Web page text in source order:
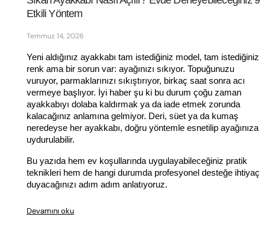
Etkili Yöntem
Temmuz 14, 2026
Yeni aldığınız ayakkabı tam istediğiniz model, tam istediğiniz
renk ama bir sorun var: ayağınızı sıkıyor. Topuğunuzu
vuruyor, parmaklarınızı sıkıştırıyor, birkaç saat sonra acı
vermeye başlıyor. İyi haber şu ki bu durum çoğu zaman
ayakkabıyı dolaba kaldırmak ya da iade etmek zorunda
kalacağınız anlamına gelmiyor. Deri, süet ya da kumaş
neredeyse her ayakkabı, doğru yöntemle esnetilip ayağınıza
uydurulabilir.
Bu yazıda hem ev koşullarında uygulayabileceğiniz pratik
teknikleri hem de hangi durumda profesyonel desteğe ihtiyaç
duyacağınızı adım adım anlatıyoruz.
Devamını oku